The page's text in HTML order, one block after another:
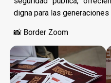
digna para las
📸 Border Zoom